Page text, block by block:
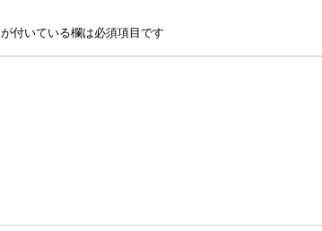
が付いている欄は必須項目です